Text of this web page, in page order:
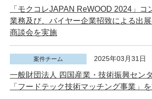
「モクコレJAPAN ReWOOD 2024」コ
業務及び、バイヤー企業招致による出
商談会を実施
案件チーム 2025年03月31日
一般財団法人 四国産業・技術振興セン
「フードテック技術マッチング事業」